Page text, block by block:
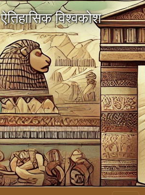
ऐतिहासिक विश्वकोश